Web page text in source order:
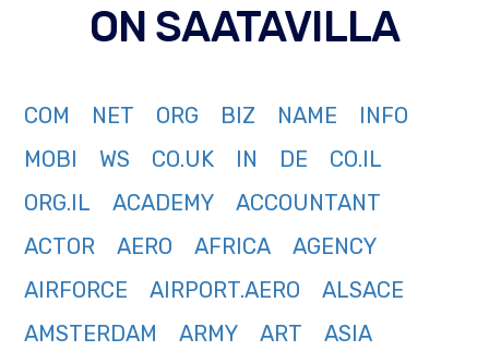
ON SAATAVILLA
COM NET ORG BIZ NAME
INFO
MOBI
WS CO.UK IN DE
CO.IL
ORG.IL
ACADEMY
ACCOUNTANT
ACTOR
AERO AFRICA
AGENCY
AIRFORCE
AIRPORT.AERO
ALSACE
AMSTERDAM
ARMY ART
ASIA